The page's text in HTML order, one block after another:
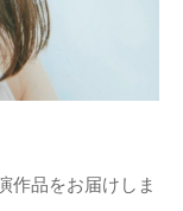
作品をお届けしま